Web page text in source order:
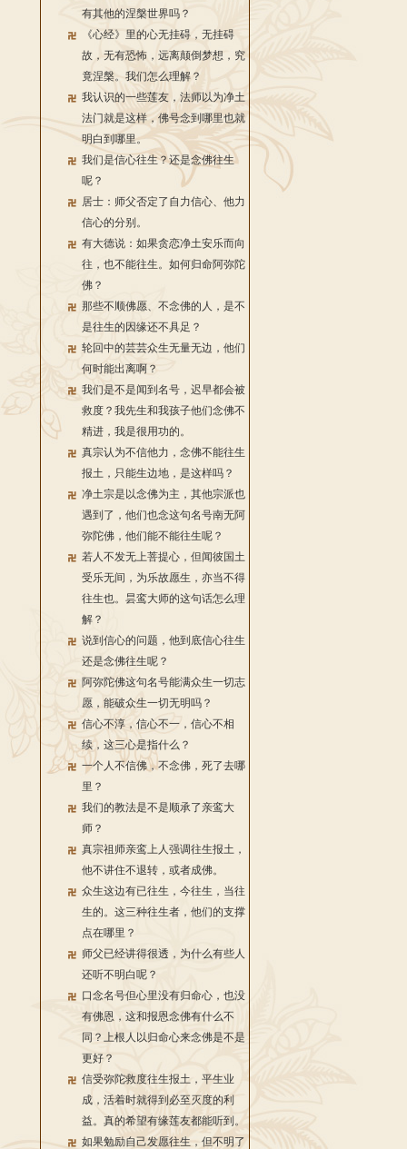
有其他的涅槃世界吗？
《心经》里的心无挂碍，无挂碍
故，无有恐怖，远离颠倒梦想，究
竟涅槃。我们怎么理解？
我认识的一些莲友，法师以为净土
法门就是这样，佛号念到哪里也就
明白到哪里。
我们是信心往生？还是念佛往生
呢？
居士：师父否定了自力信心、他力
信心的分别。
有大德说：如果贪恋净土安乐而向
往，也不能往生。如何归命阿弥陀
佛？
那些不顺佛愿、不念佛的人，是不
是往生的因缘还不具足？
轮回中的芸芸众生无量无边，他们
何时能出离啊？
我们是不是闻到名号，迟早都会被
救度？我先生和我孩子他们念佛不
精进，我是很用功的。
真宗认为不信他力，念佛不能往生
报土，只能生边地，是这样吗？
净土宗是以念佛为主，其他宗派也
遇到了，他们也念这句名号南无阿
弥陀佛，他们能不能往生呢？
若人不发无上菩提心，但闻彼国土
受乐无间，为乐故愿生，亦当不得
往生也。昙鸾大师的这句话怎么理
解？
说到信心的问题，他到底信心往生
还是念佛往生呢？
阿弥陀佛这句名号能满众生一切志
愿，能破众生一切无明吗？
信心不淳，信心不一，信心不相
续，这三心是指什么？
一个人不信佛，不念佛，死了去哪
里？
我们的教法是不是顺承了亲鸾大
师？
真宗祖师亲鸾上人强调往生报土，
他不讲住不退转，或者成佛。
众生这边有已往生，今往生，当往
生的。这三种往生者，他们的支撑
点在哪里？
师父已经讲得很透，为什么有些人
还听不明白呢？
口念名号但心里没有归命心，也没
有佛恩，这和报恩念佛有什么不
同？上根人以归命心来念佛是不是
更好？
信受弥陀救度往生报土，平生业
成，活着时就得到必至灭度的利
益。真的希望有缘莲友都能听到。
如果勉励自己发愿往生，但不明了